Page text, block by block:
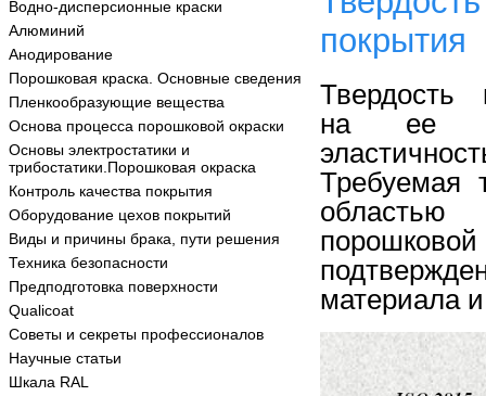
Водно-дисперсионные краски
Алюминий
Анодирование
Порошковая краска. Основные сведения
Пленкообразующие вещества
Основа процесса порошковой окраски
Основы электростатики и
трибостатики.Порошковая окраска
Контроль качества покрытия
Оборудование цехов покрытий
Виды и причины брака, пути решения
Техника безопасности
Предподготовка поверхности
Qualicoat
Советы и секреты профессионалов
Научные статьи
Шкала RAL
покрытия
Твердость
на ее
Требуемая
областью
материала